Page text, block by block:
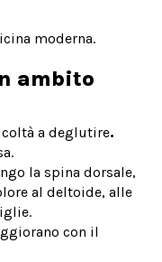
moderna.
ambito
a deglutire.
la spina dorsale,
al deltoide, alle
con il